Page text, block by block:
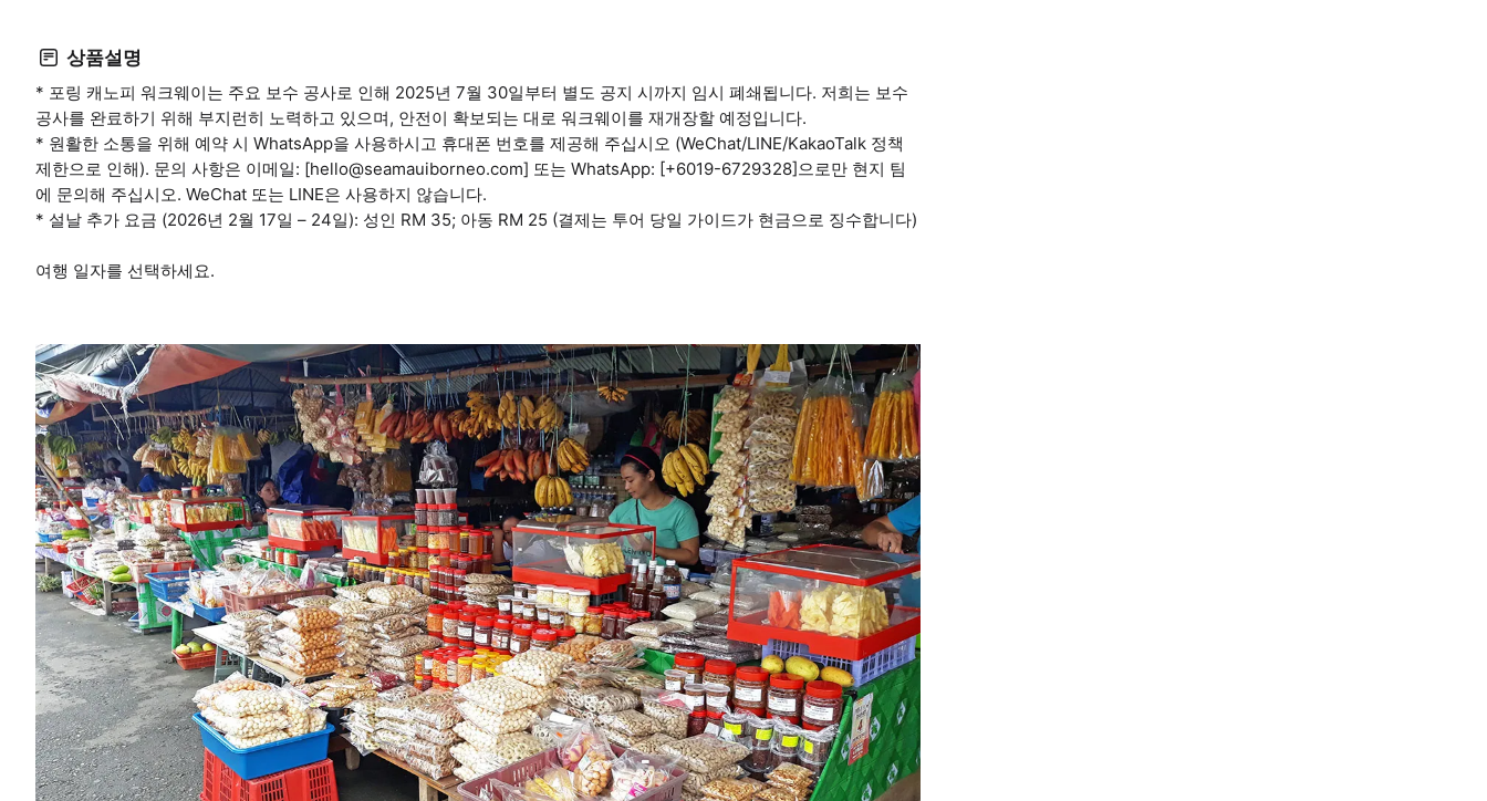
상품설명
* 포링 캐노피 워크웨이는 주요 보수 공사로 인해 2025년 7월 30일부터 별도 공지 시까지 임시 폐쇄됩니다. 저희는 보수
공사를 완료하기 위해 부지런히 노력하고 있으며, 안전이 확보되는 대로 워크웨이를 재개장할 예정입니다.
* 원활한 소통을 위해 예약 시 WhatsApp을 사용하시고 휴대폰 번호를 제공해 주십시오 (WeChat/LINE/KakaoTalk 정책
제한으로 인해). 문의 사항은 이메일: [hello@seamauiborneo.com] 또는 WhatsApp: [+6019-6729328]으로만 현지 팀
에 문의해 주십시오. WeChat 또는 LINE은 사용하지 않습니다.
* 설날 추가 요금 (2026년 2월 17일 – 24일): 성인 RM 35; 아동 RM 25 (결제는 투어 당일 가이드가 현금으로 징수합니다)
여행 일자를 선택하세요.